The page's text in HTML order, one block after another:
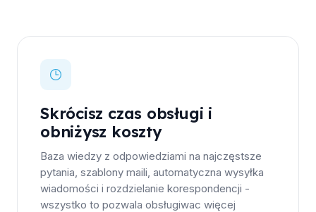
Skrócisz czas obsługi i
obniżysz koszty
Baza wiedzy z odpowiedziami na najczęstsze
pytania, szablony maili, automatyczna wysyłka
wiadomości i rozdzielanie korespondencji -
wszystko to pozwala obsługiwac więcej